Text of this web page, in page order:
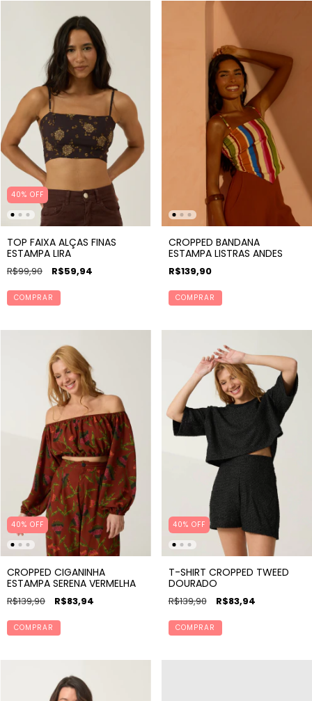
40% OFF
TOP FAIXA ALÇAS FINAS
ESTAMPA LIRA
R$99,90 R$59,94
COMPRAR
CROPPED BANDANA
ESTAMPA LISTRAS ANDES
R$139,90
COMPRAR
40% OFF
CROPPED CIGANINHA
ESTAMPA SERENA VERMELHA
R$139,90 R$83,94
COMPRAR
40% OFF
T-SHIRT CROPPED TWEED
DOURADO
R$139,90 R$83,94
COMPRAR